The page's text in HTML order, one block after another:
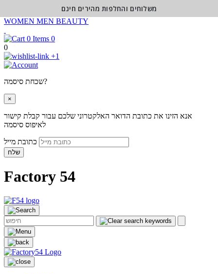
WOMEN MEN BEAUTY
0
0
+1
שכחת סיסמה?
×
אנא הזינו את כתובת הדואר האלקטרוני שלכם עבור קבלת קישור
לאיפוס סיסמה
שלח
Factory 54
משלוחים והחלפות מהירים חינם